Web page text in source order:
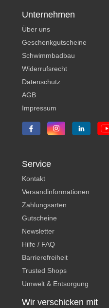
Unternehmen
Über uns
Geschenkgutscheine
Schwimmbadbau
Widerrufsrecht
Datenschutz
AGB
Impressum
Service
Kontakt
Versandinformationen
Zahlungsarten
Gutscheine
Newsletter
Hilfe / FAQ
Barrierefreiheit
Trusted Shops
Umwelt & Entsorgung
Wir verschicken mit